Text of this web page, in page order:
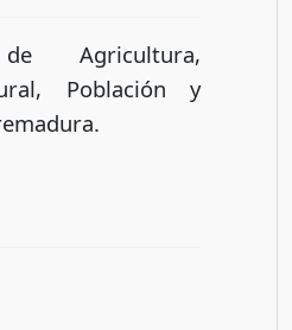
Agricultura,
Población y